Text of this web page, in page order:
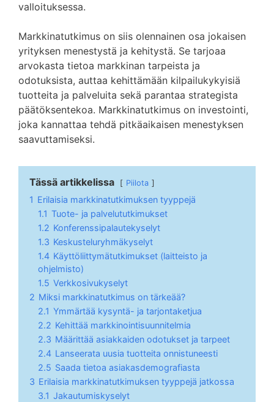
valloituksessa.
Markkinatutkimus on siis olennainen osa jokaisen
yrityksen menestystä ja kehitystä. Se tarjoaa
arvokasta tietoa markkinan tarpeista ja
odotuksista, auttaa kehittämään kilpailukykyisiä
tuotteita ja palveluita sekä parantaa strategista
päätöksentekoa. Markkinatutkimus on investointi,
joka kannattaa tehdä pitkäaikaisen menestyksen
saavuttamiseksi.
Tässä artikkelissa Piilota
1 Erilaisia markkinatutkimuksen tyyppejä
1.1 Tuote- ja palvelututkimukset
1.2 Konferenssipalautekyselyt
1.3 Keskusteluryhmäkyselyt
1.4 Käyttöliittymätutkimukset (laitteisto ja
ohjelmisto)
1.5 Verkkosivukyselyt
2 Miksi markkinatutkimus on tärkeää?
2.1 Ymmärtää kysyntä- ja tarjontaketjua
2.2 Kehittää markkinointisuunnitelmia
2.3 Määrittää asiakkaiden odotukset ja tarpeet
2.4 Lanseerata uusia tuotteita onnistuneesti
2.5 Saada tietoa asiakasdemografiasta
3 Erilaisia markkinatutkimuksen tyyppejä jatkossa
3.1 Jakautumiskyselyt